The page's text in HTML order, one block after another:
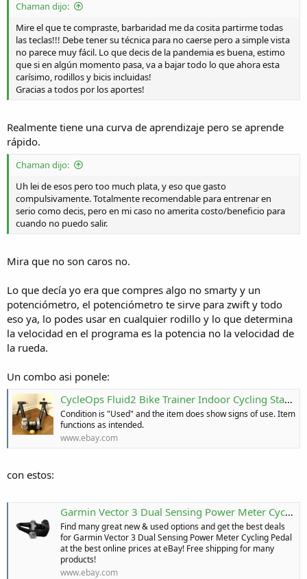
Chaman dijo:
Mire el que te compraste, barbaridad me da cosita partirme todas
las teclas!!! Debe tener su técnica para no caerse pero a simple vista
no parece muy fácil. Lo que decis de la pandemia es buena, estimo
que si en algún momento pasa, va a bajar todo lo que ahora esta
carísimo, rodillos y bicis incluidas!
Gracias a todos por los aportes!
Realmente tiene una curva de aprendizaje pero se aprende
rápido.
Chaman dijo:
Uh lei de esos pero too much plata, y eso que gasto
compulsivamente. Totalmente recomendable para entrenar en
serio como decis, pero en mi caso no amerita costo/beneficio para
cuando no puedo salir.
Mira que no son caros no.
Lo que decía yo era que compres algo no smarty y un
potenciómetro, el potenciómetro te sirve para zwift y todo
eso ya, lo podes usar en cualquier rodillo y lo que determina
la velocidad en el programa es la potencia no la velocidad de
la rueda.
Un combo asi ponele:
CycleOps Fluid2 Bike Trainer Indoor Cycling Stand Training Exercise | eBay
Condition is "Used" and the item does show signs of use. Item
functions as intended.
www.ebay.com
con estos:
Garmin Vector 3 Dual Sensing Power Meter Cycling Pedal for sale online | eBay
Find many great new & used options and get the best deals
for Garmin Vector 3 Dual Sensing Power Meter Cycling Pedal
at the best online prices at eBay! Free shipping for many
products!
www.ebay.com